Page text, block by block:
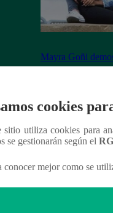
Mayra Goñi
cookies
sitio utiliza cookies para
se gestionarán según el
conocer mejor como se